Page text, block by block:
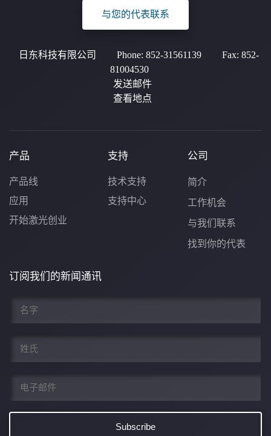
与您的代表联系
日东科技有限公司 Phone: 852-31561139 Fax: 852-
81004530
发送邮件
查看地点
产品
产品线
应用
开始激光创业
支持
技术支持
支持中心
公司
简介
工作机会
与我们联系
找到你的代表
订阅我们的新闻通讯
件